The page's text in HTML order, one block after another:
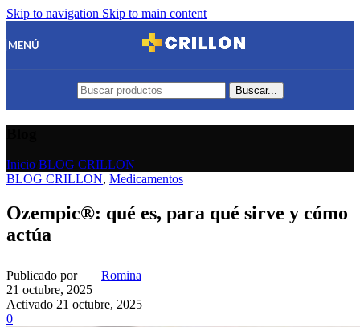
Skip to navigation Skip to main content
MENÚ
Buscar...
Inicio BLOG CRILLON
BLOG CRILLON, Medicamentos
Ozempic®: qué es, para qué sirve y cómo
actúa
Publicado por
Romina
21 octubre, 2025
Activado 21 octubre, 2025
0